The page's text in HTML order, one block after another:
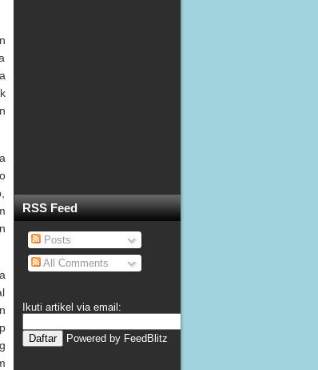
RSS Feed
Posts
All Comments
Ikuti artikel via email:
Powered by FeedBlitz